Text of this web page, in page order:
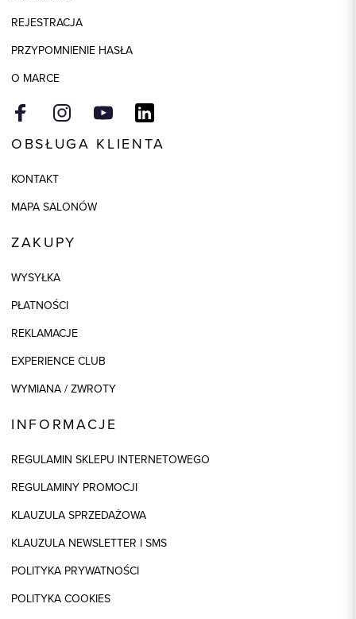
Kolor
REJESTRACJA
PRZYPOMNIENIE HASŁA
O MARCE
OBSŁUGA KLIENTA
KONTAKT
MAPA SALONÓW
ZAKUPY
WYSYŁKA
PŁATNOŚCI
REKLAMACJE
EXPERIENCE CLUB
WYMIANA / ZWROTY
INFORMACJE
REGULAMIN SKLEPU INTERNETOWEGO
REGULAMINY PROMOCJI
KLAUZULA SPRZEDAŻOWA
KLAUZULA NEWSLETTER I SMS
POLITYKA PRYWATNOŚCI
POLITYKA COOKIES